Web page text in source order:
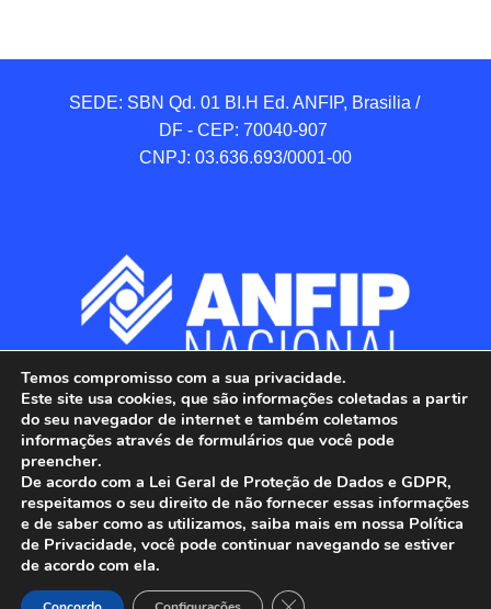
SEDE: SBN Qd. 01 BI.H Ed. ANFIP, Brasilia /
DF - CEP: 70040-907
CNPJ: 03.636.693/0001-00
ANFIP - Associação Nacional dos Auditores
Fiscais da Receita Federal do Brasil.
Todos os Direitos Reservados.
Temos compromisso com a sua privacidade.
Este site usa cookies, que são informações coletadas a partir
do seu navegador de internet e também coletamos
informações através de formulários que você pode
preencher.
De acordo com a Lei Geral de Proteção de Dados e GDPR,
respeitamos o seu direito de não fornecer essas informações
e de saber como as utilizamos, saiba mais em nossa Política
de Privacidade, você pode continuar navegando se estiver
de acordo com ela.
Close GDPR Cookie Banner